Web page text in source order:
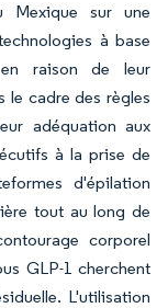
Mexique sur une
à base
en raison de leur
le cadre des règles
adéquation aux
à la prise de
d'épilation
tout au long de
corporel
GLP-1 cherchent
L'utilisation